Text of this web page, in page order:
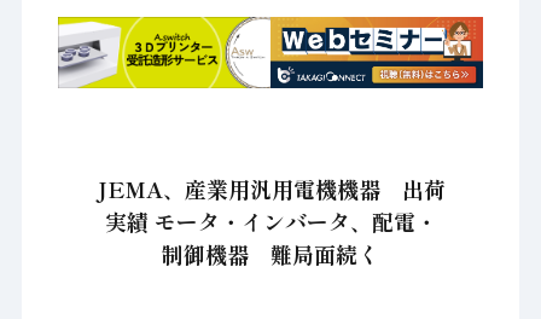
JEMA、産業用汎用電機機器 出荷
実績 モータ・インバータ、配電・
制御機器 難局面続く